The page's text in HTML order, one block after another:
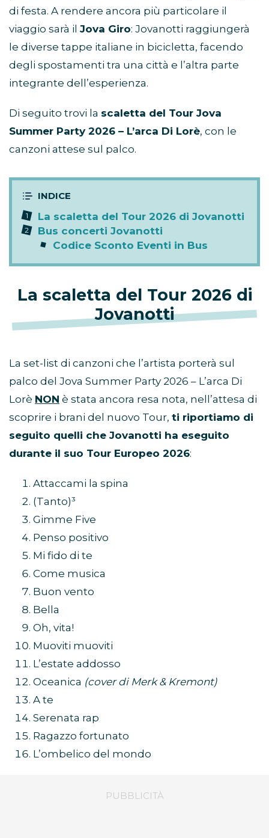
di festa. A rendere ancora più particolare il
viaggio sarà il Jova Giro: Jovanotti raggiungerà
le diverse tappe italiane in bicicletta, facendo
degli spostamenti tra una città e l’altra parte
integrante dell’esperienza.
Di seguito trovi la scaletta del Tour Jova
Summer Party 2026 – L’arca Di Lorè, con le
canzoni attese sul palco.
La scaletta del Tour 2026 di Jovanotti
Bus concerti Jovanotti
Codice Sconto Eventi in Bus
La scaletta del Tour 2026 di
Jovanotti
La set-list di canzoni che l’artista porterà sul
palco del Jova Summer Party 2026 – L’arca Di
Lorè NON è stata ancora resa nota, nell’attesa di
scoprire i brani del nuovo Tour, ti riportiamo di
seguito quelli che Jovanotti ha eseguito
durante il suo Tour Europeo 2026:
Attaccami la spina
(Tanto)³
Gimme Five
Penso positivo
Mi fido di te
Come musica
Buon vento
Bella
Oh, vita!
Muoviti muoviti
L’estate addosso
Oceanica (cover di Merk & Kremont)
A te
Serenata rap
Ragazzo fortunato
L’ombelico del mondo